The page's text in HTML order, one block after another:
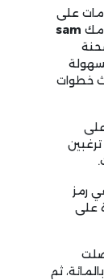
على
sam
خطوات
رمز
على
ثم